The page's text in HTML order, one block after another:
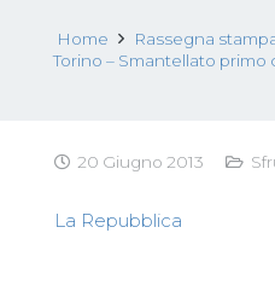
Home Rassegna
Torino – Smantellato primo
20 Giugno 2013
La Repubblica